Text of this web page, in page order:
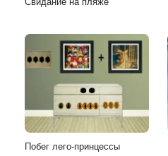
Побег лего-принцессы